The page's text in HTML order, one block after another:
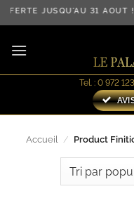
Passer
au
contenu
JUSQU'AU 31
Tel. : 0 972
Accueil / Product